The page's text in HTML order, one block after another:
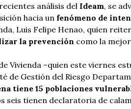
análisis del Ideam, se
hacia un fenómeno de
Luis Felipe Henao, quien
la prevención como la
Vivienda –quien este viernes
de Gestión del Riesgo
tiene 15 poblaciones
seis tienen declaratoria de